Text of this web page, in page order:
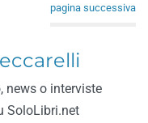
pagina successiva
news o interviste
SoloLibri.net